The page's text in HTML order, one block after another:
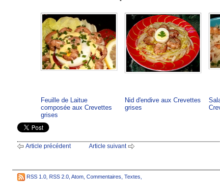
Feuille de Laitue
composée aux Crevettes
grises
Nid d'endive aux Crevettes
grises
Article précédent Article suivant
RSS 1.0 RSS 2.0 Atom Commentaires Textes